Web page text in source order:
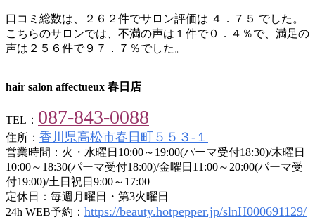
口コミ総数は、２６２件でサロン評価は ４．７５ でした。
こちらのサロンでは、不満の声は１件で０．４％で、満足の
声は２５６件で９７．７％でした。
hair salon affectueux 春日店
TEL： 087-843-0088
住所： 香川県高松市春日町５５３‐１
営業時間：火・水曜日10:00～19:00(パーマ受付18:30)/木曜日
10:00～18:30(パーマ受付18:00)/金曜日11:00～20:00(パーマ受
付19:00)/土日祝日9:00～17:00
定休日：毎週月曜日・第3火曜日
24h WEB予約： https://beauty.hotpepper.jp/slnH000691129/